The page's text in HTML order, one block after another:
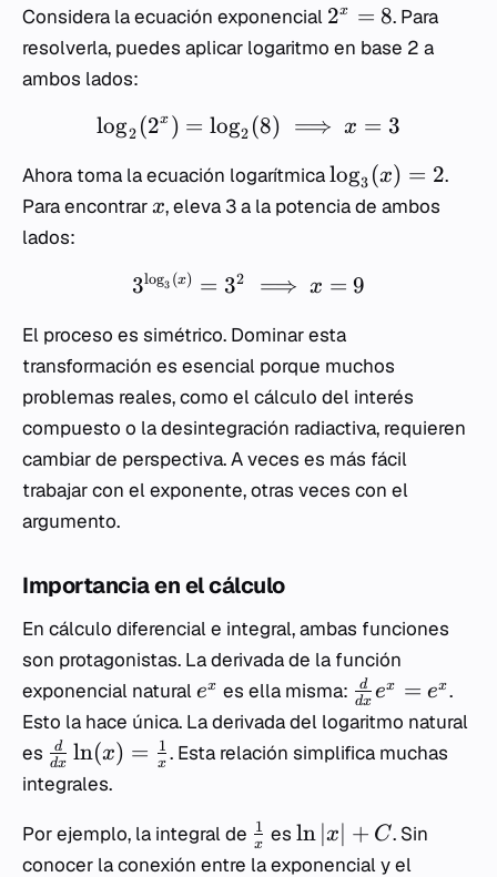
Considera la ecuación exponencial 2x = 8. Para
resolverla, puedes aplicar logaritmo en base 2 a
ambos lados:
log2 (2x ) = log2 (8) ⟹ x = 3
Ahora toma la ecuación logarítmicalog3 (x) = 2.
Para encontrar x, eleva 3 a la potencia de ambos
lados:
3log3 (x) = 32 ⟹ x = 9
El proceso es simétrico. Dominar esta
transformación es esencial porque muchos
problemas reales, como el cálculo del interés
compuesto o la desintegración radiactiva, requieren
cambiar de perspectiva. A veces es más fácil
trabajar con el exponente, otras veces con el
argumento.
Importancia en el cálculo
En cálculo diferencial e integral, ambas funciones
son protagonistas. La derivada de la función
exponencial natural ex es ella misma: dx
d ex = ex.
Esto la hace única. La derivada del logaritmo natural
es dx
d ln(x) = x
1 . Esta relación simplifica muchas
integrales.
Por ejemplo, la integral de x
1 es ln ∣x∣ + C. Sin
conocer la conexión entre la exponencial y el